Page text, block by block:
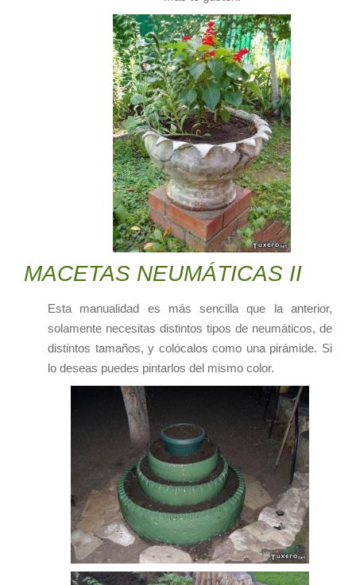
MACETAS NEUMÁTICAS II
Esta manualidad es más sencilla que la anterior,
solamente necesitas distintos tipos de neumáticos, de
distintos tamaños, y colócalos como una pirámide. Si
lo deseas puedes pintarlos del mismo color.